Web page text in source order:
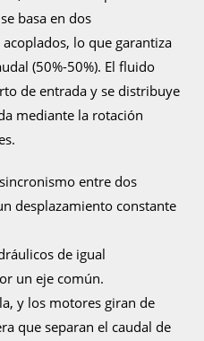
basa en dos
lo que garantiza
(50%-50%). El fluido
de entrada y se distribuye
mediante la rotación
entre dos
desplazamiento constante
de igual
un eje común.
y los motores giran de
que separan el caudal de